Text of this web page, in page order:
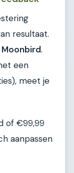
resultaat.
Moonbird.
een
meet je
of €99,99
aanpassen